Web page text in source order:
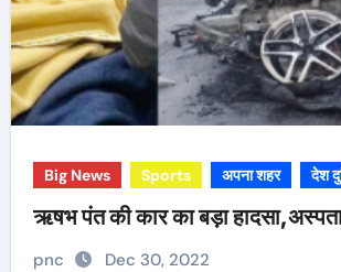
Big News Sports अपना शहर देश
ऋषभ पंत की कार का बड़ा
pnc Dec 30, 2022